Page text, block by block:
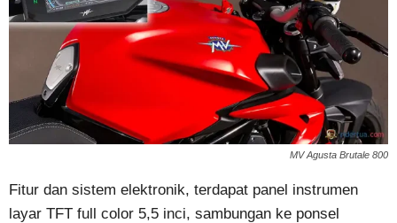
MV Agusta Brutale 800
Fitur dan sistem elektronik, terdapat panel instrumen
layar TFT full color 5,5 inci, sambungan ke ponsel